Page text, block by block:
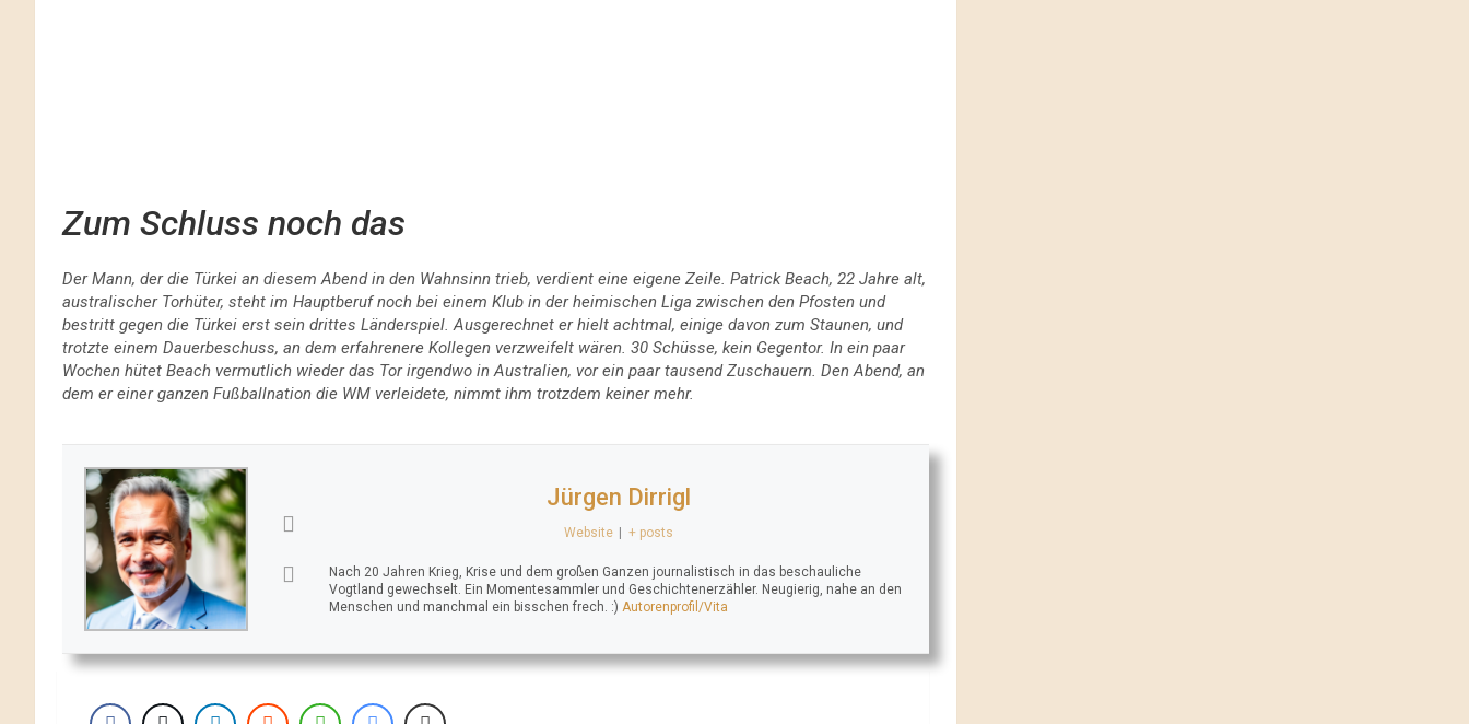
Zum Schluss noch das
Der Mann, der die Türkei an diesem Abend in den Wahnsinn trieb, verdient eine eigene Zeile. Patrick Beach, 22 Jahre alt,
australischer Torhüter, steht im Hauptberuf noch bei einem Klub in der heimischen Liga zwischen den Pfosten und
bestritt gegen die Türkei erst sein drittes Länderspiel. Ausgerechnet er hielt achtmal, einige davon zum Staunen, und
trotzte einem Dauerbeschuss, an dem erfahrenere Kollegen verzweifelt wären. 30 Schüsse, kein Gegentor. In ein paar
Wochen hütet Beach vermutlich wieder das Tor irgendwo in Australien, vor ein paar tausend Zuschauern. Den Abend, an
dem er einer ganzen Fußballnation die WM verleidete, nimmt ihm trotzdem keiner mehr.
Jürgen Dirrigl
Website | + posts
Nach 20 Jahren Krieg, Krise und dem großen Ganzen journalistisch in das beschauliche
Vogtland gewechselt. Ein Momentesammler und Geschichtenerzähler. Neugierig, nahe an den
Menschen und manchmal ein bisschen frech. :) Autorenprofil/Vita